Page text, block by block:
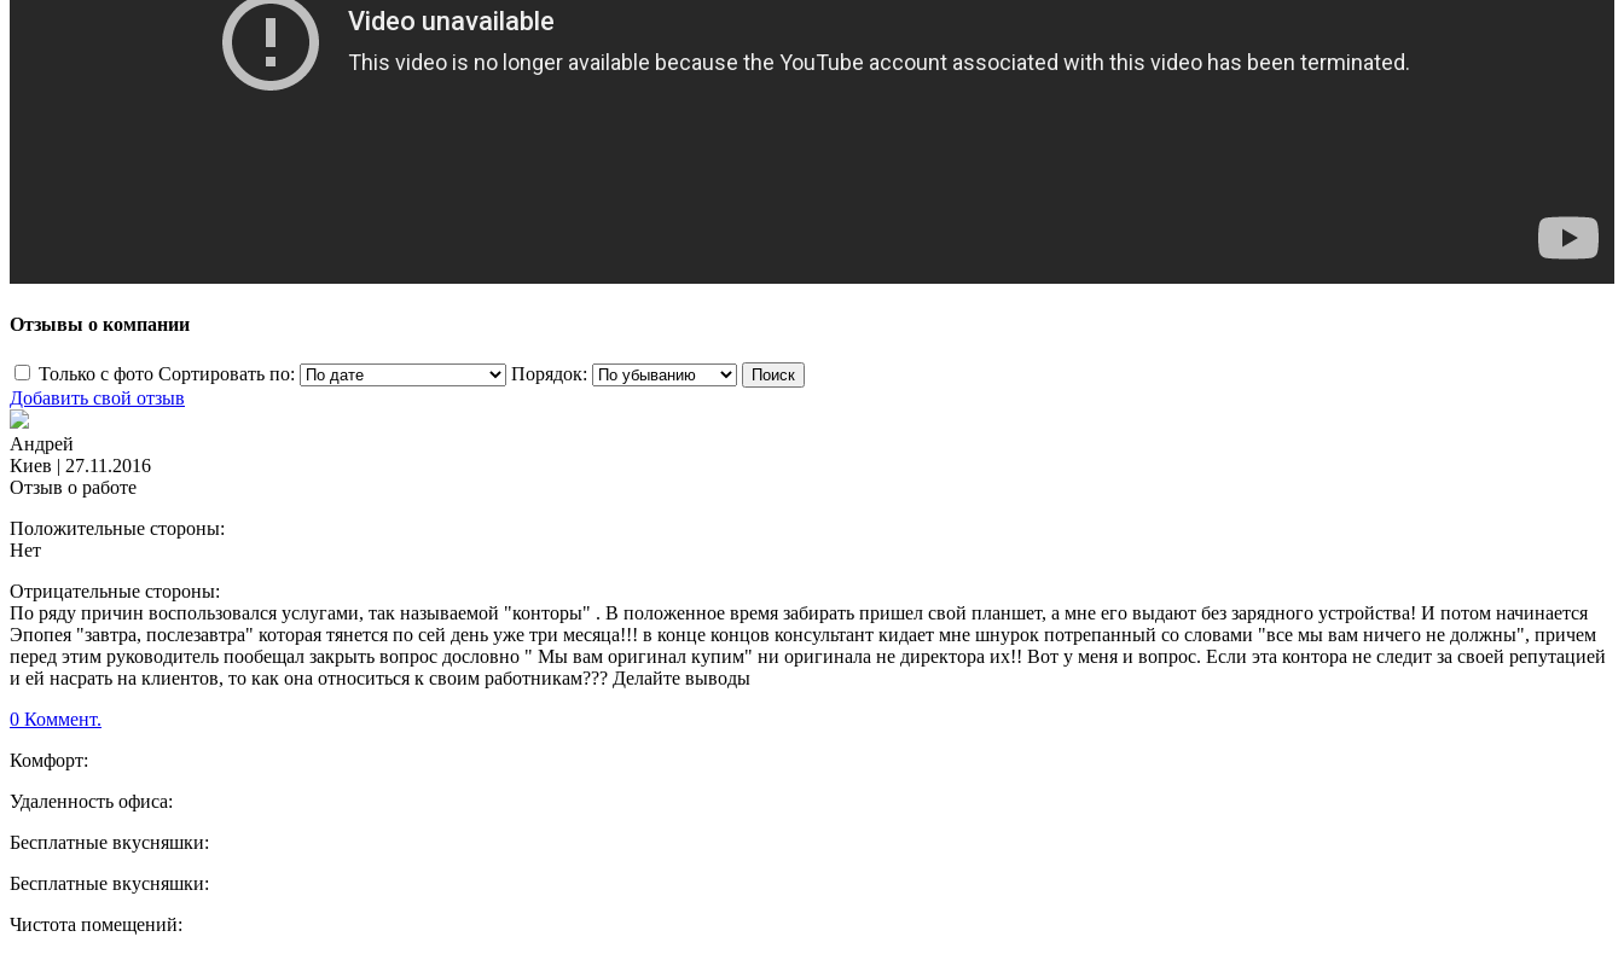
Отзывы о компании
Только с фото Сортировать по:
Порядок:
Добавить свой отзыв
Андрей
Киев | 27.11.2016
Отзыв о работе
Положительные стороны:
Нет
Отрицательные стороны:
По ряду причин воспользовался услугами, так называемой "конторы" . В положенное время забирать пришел свой планшет, а мне его выдают без зарядного устройства! И потом начинается
Эпопея "завтра, послезавтра" которая тянется по сей день уже три месяца!!! в конце концов консультант кидает мне шнурок потрепанный со словами "все мы вам ничего не должны", причем
перед этим руководитель пообещал закрыть вопрос дословно " Мы вам оригинал купим" ни оригинала не директора их!! Вот у меня и вопрос. Если эта контора не следит за своей репутацией
и ей насрать на клиентов, то как она относиться к своим работникам??? Делайте выводы
0 Коммент.
Комфорт:
Удаленность офиса:
Бесплатные вкусняшки:
Бесплатные вкусняшки:
Чистота помещений: